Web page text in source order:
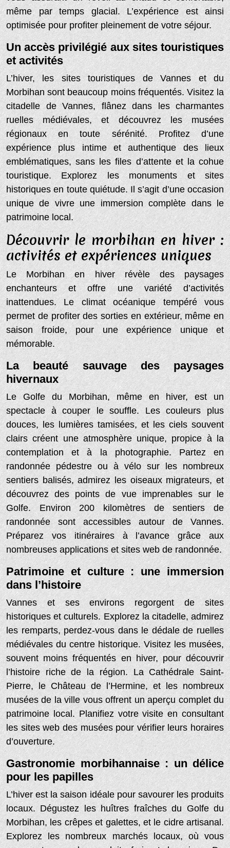
même par temps glacial. L’expérience est ainsi
optimisée pour profiter pleinement de votre séjour.
Un accès privilégié aux sites touristiques
et activités
L’hiver, les sites touristiques de Vannes et du
Morbihan sont beaucoup moins fréquentés. Visitez la
citadelle de Vannes, flânez dans les charmantes
ruelles médiévales, et découvrez les musées
régionaux en toute sérénité. Profitez d’une
expérience plus intime et authentique des lieux
emblématiques, sans les files d’attente et la cohue
touristique. Explorez les monuments et sites
historiques en toute quiétude. Il s’agit d’une occasion
unique de vivre une immersion complète dans le
patrimoine local.
Découvrir le morbihan en hiver :
activités et expériences uniques
Le Morbihan en hiver révèle des paysages
enchanteurs et offre une variété d’activités
inattendues. Le climat océanique tempéré vous
permet de profiter des sorties en extérieur, même en
saison froide, pour une expérience unique et
mémorable.
La beauté sauvage des paysages
hivernaux
Le Golfe du Morbihan, même en hiver, est un
spectacle à couper le souffle. Les couleurs plus
douces, les lumières tamisées, et les ciels souvent
clairs créent une atmosphère unique, propice à la
contemplation et à la photographie. Partez en
randonnée pédestre ou à vélo sur les nombreux
sentiers balisés, admirez les oiseaux migrateurs, et
découvrez des points de vue imprenables sur le
Golfe. Environ 200 kilomètres de sentiers de
randonnée sont accessibles autour de Vannes.
Préparez vos itinéraires à l’avance grâce aux
nombreuses applications et sites web de randonnée.
Patrimoine et culture : une immersion
dans l’histoire
Vannes et ses environs regorgent de sites
historiques et culturels. Explorez la citadelle, admirez
les remparts, perdez-vous dans le dédale de ruelles
médiévales du centre historique. Visitez les musées,
souvent moins fréquentés en hiver, pour découvrir
l’histoire riche de la région. La Cathédrale Saint-
Pierre, le Château de l’Hermine, et les nombreux
musées de la ville vous offrent un aperçu complet du
patrimoine local. Planifiez votre visite en consultant
les sites web des musées pour vérifier leurs horaires
d’ouverture.
Gastronomie morbihannaise : un délice
pour les papilles
L’hiver est la saison idéale pour savourer les produits
locaux. Dégustez les huîtres fraîches du Golfe du
Morbihan, les crêpes et galettes, et le cidre artisanal.
Explorez les nombreux marchés locaux, où vous